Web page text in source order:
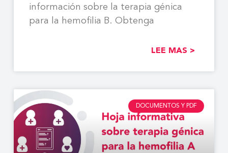
información sobre la terapia génica
para la hemofilia B. Obtenga
LEE MAS >
DOCUMENTOS Y PDF